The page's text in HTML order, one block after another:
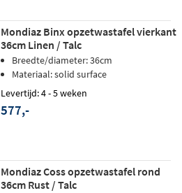
Mondiaz Binx opzetwastafel vierkant
36cm Linen / Talc
Breedte/diameter: 36cm
Materiaal: solid surface
Levertijd: 4 - 5 weken
577,-
Mondiaz Coss opzetwastafel rond
36cm Rust / Talc